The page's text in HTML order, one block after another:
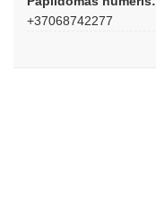
+37068742277